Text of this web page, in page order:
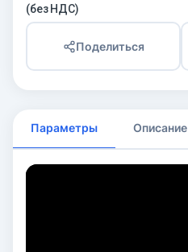
(без НДС)
Поделиться
Параметры Описание